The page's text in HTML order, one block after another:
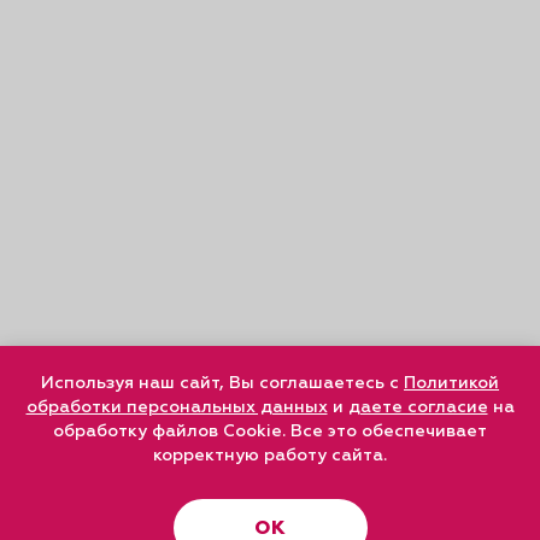
Используя наш сайт, Вы соглашаетесь с Политикой
обработки персональных данныхи даете согласие на
обработку файлов Cookie. Все это обеспечивает
корректную работу сайта.
ОК